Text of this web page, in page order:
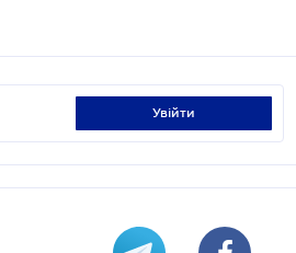
увійти